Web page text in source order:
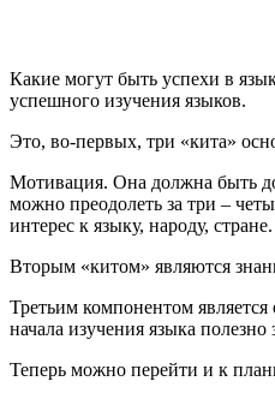
Какие могут быть успехи в
успешного изучения языков.
Это, во-первых, три «кита»
Мотивация. Она должна быть
можно преодолеть за три –
интерес к языку, народу,
Вторым «китом» являются
Третьим компонентом является
начала изучения языка
Теперь можно перейти и к